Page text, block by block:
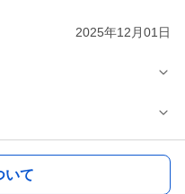
2025年12月01日
いて